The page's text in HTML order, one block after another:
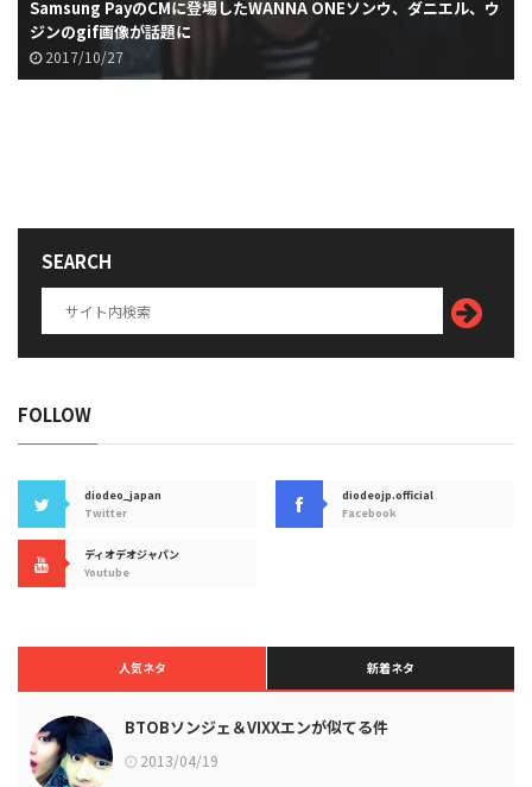
Samsung PayのCMに登場したWANNA ONEソンウ、ダニエル、ウ
ジンのgif画像が話題に
2017/10/27
SEARCH
FOLLOW
diodeo_japan
Twitter
diodeojp.official
Facebook
ディオデオジャパン
Youtube
人気ネタ 新着ネタ
BTOBソンジェ＆VIXXエンが似てる件
2013/04/19